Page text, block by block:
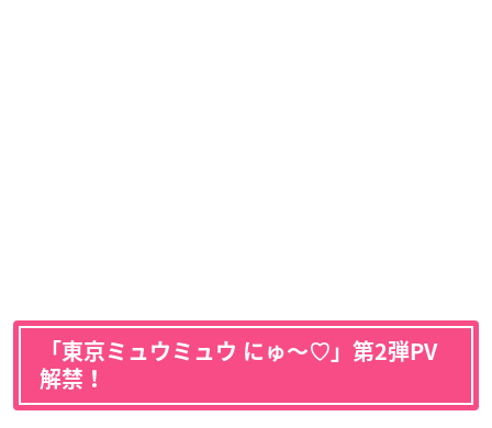
「東京ミュウミュウ にゅ〜♡」第2弾PV
解禁！